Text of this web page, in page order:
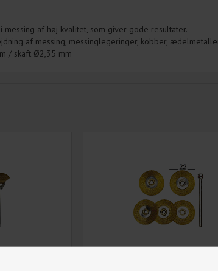
messing af høj kvalitet, som giver gode resultater.
af messing, messinglegeringer, kobber,
/ skaft Ø2,35 mm